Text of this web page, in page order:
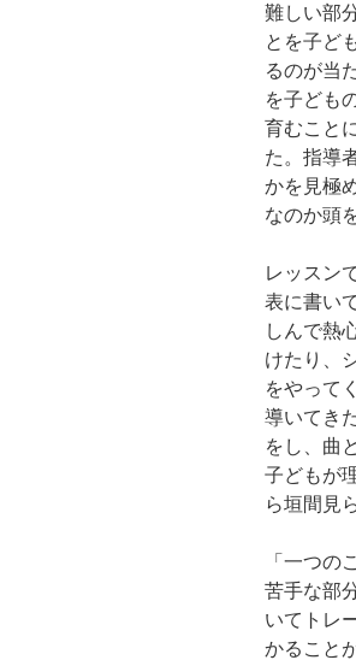
難しい部
とを子ど
るのが当
を子ども
育むこと
た。指導
かを見極
なのか頭
レッスン
表に書い
しんで熱
けたり、
をやって
導いてき
をし、曲
子どもが
ら垣間見
「一つの
苦手な部
いてトレ
かること